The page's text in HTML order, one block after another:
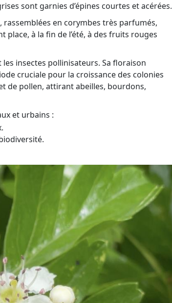
sont garnies d’épines courtes et acérées.
rassemblées en corymbes très parfumés,
place, à la fin de l’été, à des fruits rouges
insectes pollinisateurs. Sa floraison
cruciale pour la croissance des colonies
de pollen, attirant abeilles, bourdons,
et urbains :